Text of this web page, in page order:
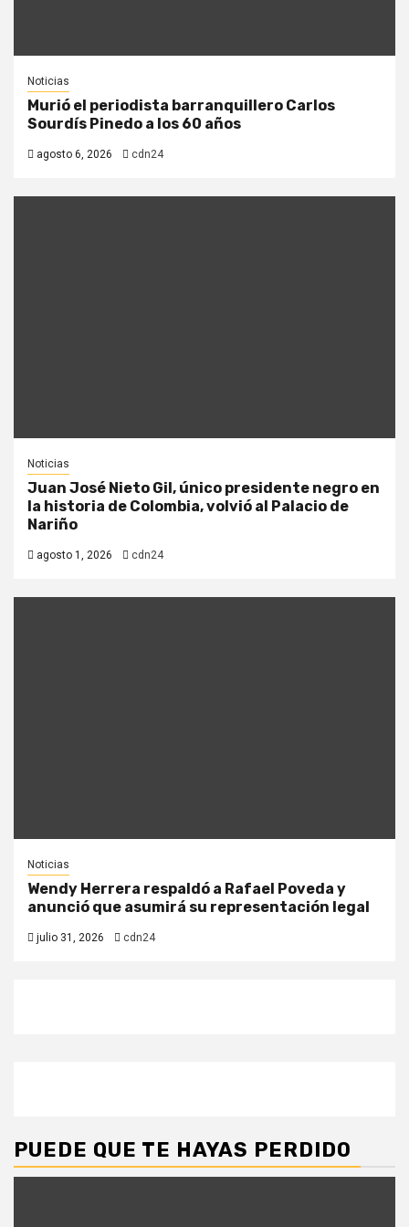
Noticias
Murió el periodista barranquillero Carlos
Sourdís Pinedo a los 60 años
agosto 6, 2026 cdn24
Noticias
Juan José Nieto Gil, único presidente negro en
la historia de Colombia, volvió al Palacio de
Nariño
agosto 1, 2026 cdn24
Noticias
Wendy Herrera respaldó a Rafael Poveda y
anunció que asumirá su representación legal
julio 31, 2026 cdn24
PUEDE QUE TE HAYAS PERDIDO